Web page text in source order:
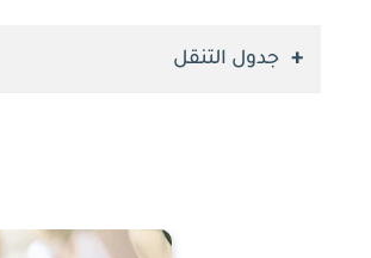
جدول التنقل